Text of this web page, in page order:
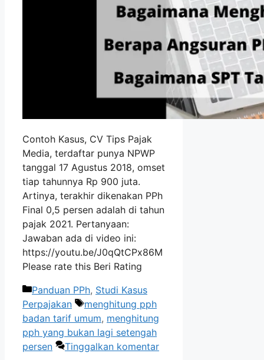
Contoh Kasus, CV Tips Pajak
Media, terdaftar punya NPWP
tanggal 17 Agustus 2018, omset
tiap tahunnya Rp 900 juta.
Artinya, terakhir dikenakan PPh
Final 0,5 persen adalah di tahun
pajak 2021. Pertanyaan:
Jawaban ada di video ini:
https://youtu.be/J0qQtCPx86M
Please rate this Beri Rating
Kategori
Panduan PPh, Studi Kasus
Perpajakan
Tag
menghitung pph
badan tarif umum, menghitung
pph yang bukan lagi setengah
persen
Tinggalkan komentar